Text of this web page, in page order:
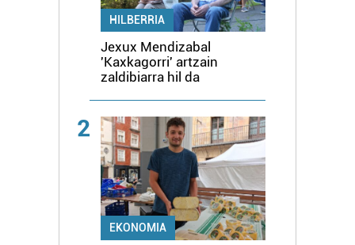
HILBERRIA
Jexux Mendizabal
'Kaxkagorri' artzain
zaldibiarra hil da
2
EKONOMIA